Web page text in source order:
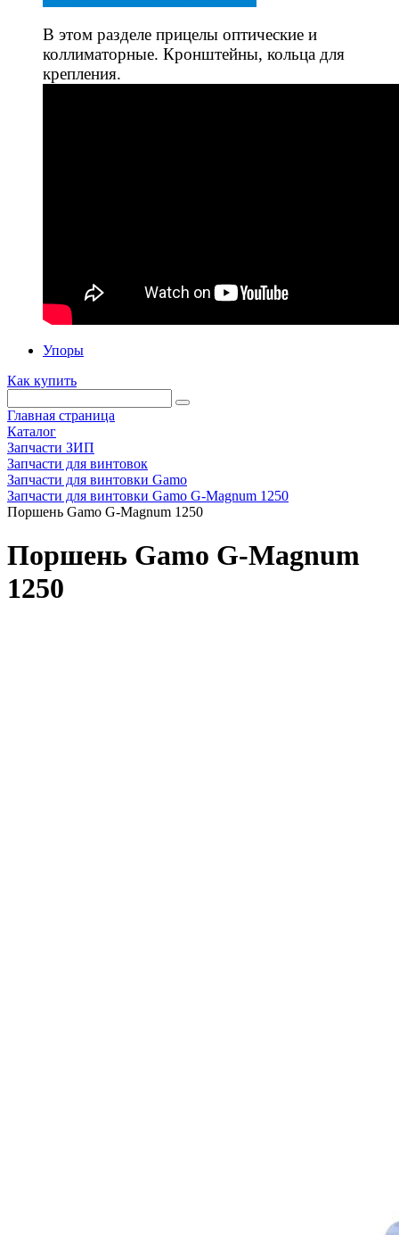
В этом разделе прицелы оптические и
коллиматорные. Кронштейны, кольца для
крепления.
Упоры
Как купить
Главная страница
Каталог
Запчасти ЗИП
Запчасти для винтовок
Запчасти для винтовки Gamo
Запчасти для винтовки Gamo G-Magnum 1250
Поршень Gamo G-Magnum 1250
Поршень Gamo G-Magnum
1250